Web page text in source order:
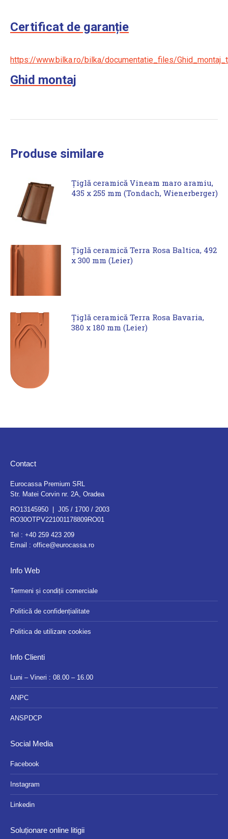
Certificat de garanție
https://www.bilka.ro/bilka/documentatie_files/
Ghid montaj
Produse similare
Țiglă ceramică Vineam maro aramiu,
435 x 255 mm (Tondach, Wienerberger)
Țiglă ceramică Terra Rosa Baltica, 492
x 300 mm (Leier)
Țiglă ceramică Terra Rosa Bavaria,
380 x 180 mm (Leier)
Contact
Eurocassa Premium SRL
Str. Matei Corvin nr. 2A, Oradea
RO13145950 | J05 / 1700 / 2003
RO30OTPV221001178809RO01
Tel : +40 259 423 209
Email : office@eurocassa.ro
Info Web
Termeni și condiții comerciale
Politică de confidențialitate
Politica de utilizare cookies
Info Clienti
Luni – Vineri : 08.00 – 16.00
ANPC
ANSPDCP
Social Media
Facebook
Instagram
Linkedin
Soluționare online litigii